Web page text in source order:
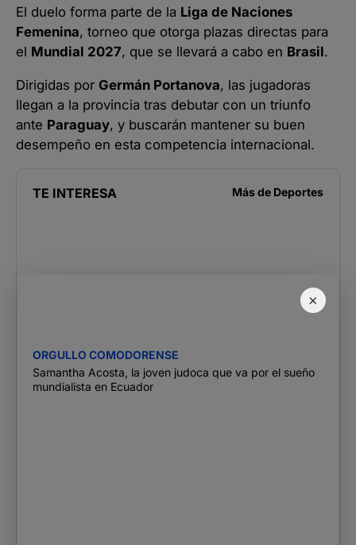
×
El duelo forma parte de la Liga de Naciones
Femenina, torneo que otorga plazas directas para
el Mundial 2027, que se llevará a cabo en Brasil.
Dirigidas por Germán Portanova, las jugadoras
llegan a la provincia tras debutar con un triunfo
ante Paraguay, y buscarán mantener su buen
desempeño en esta competencia internacional.
TE INTERESA Más de Deportes
ORGULLO COMODORENSE
Samantha Acosta, la joven judoca que va por el sueño
mundialista en Ecuador